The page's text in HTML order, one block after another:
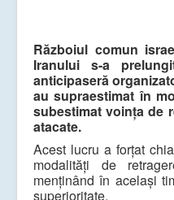
Războiul comun
Iranului s-a
anticipaseră
au supraestimat în
subestimat voința de
atacate.
Acest lucru a forțat
modalități de
menținând în același
superioritate.